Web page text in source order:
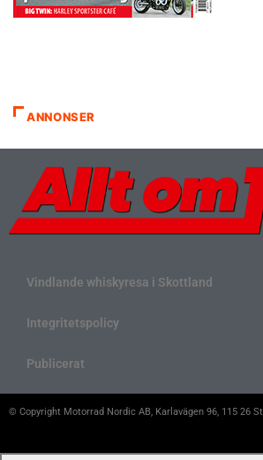
ANNONSER
Vindlande whiskyresa i Skottland
Integritetspolicy
Publicerat
© Copyright Motorrad Nordic AB, Karlavägen 96, 115 26